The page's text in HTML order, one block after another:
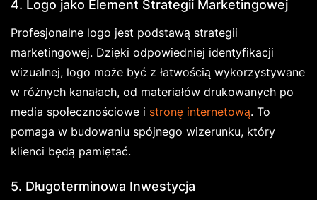
4. Logo jako Element Strategii Marketingowej
Profesjonalne logo jest podstawą strategii
marketingowej. Dzięki odpowiedniej identyfikacji
wizualnej, logo może być z łatwością wykorzystywane
w różnych kanałach, od materiałów drukowanych po
media społecznościowe i stronę internetową. To
pomaga w budowaniu spójnego wizerunku, który
klienci będą pamiętać.
5. Długoterminowa Inwestycja